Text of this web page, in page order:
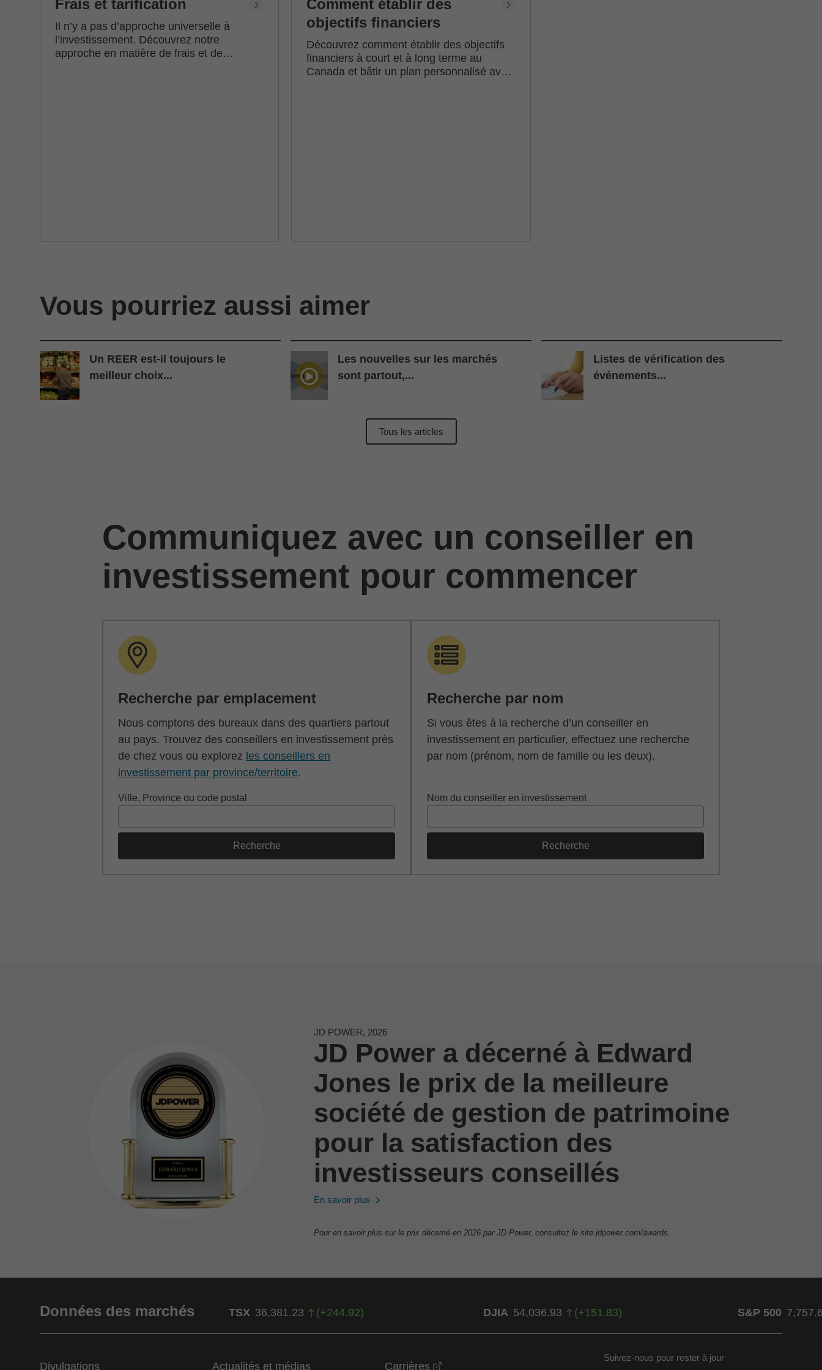
Frais et tarification
Il n’y a pas d’approche universelle à
l’investissement. Découvrez notre
approche en matière de frais et de
Comment établir des
objectifs financiers
Découvrez comment établir des objectifs
financiers à court et à long terme au
Canada et bâtir un plan personnalisé avec
Vous pourriez aussi aimer
Un REER est-il toujours le
meilleur choix...
Les nouvelles sur les marchés
sont partout,...
Listes de vérification des
événements...
Tous les articles
Communiquez avec un conseiller en
investissement pour commencer
Recherche par emplacement
Nous comptons des bureaux dans des quartiers partout
au pays. Trouvez des conseillers en investissement près
de chez vous ou explorez les conseillers en
investissement par province/territoire.
Ville, Province ou code postal
Recherche
Recherche par nom
Si vous êtes à la recherche d’un conseiller en
investissement en particulier, effectuez une recherche
par nom (prénom, nom de famille ou les deux).
Nom du conseiller en investissement
Recherche
JD POWER, 2026
JD Power a décerné à Edward
Jones le prix de la meilleure
société de gestion de patrimoine
pour la satisfaction des
investisseurs conseillés
En savoir plus
Pour en savoir plus sur le prix décerné en 2026 par JD Power, consultez le site jdpower.com/awards.
Données des marchés TSX 36,381.23 (+244.92) DJIA 54,036.93 (+151.83) S&P 500
Divulgations Actualités et médias Carrières
Suivez-nous pour rester à jour